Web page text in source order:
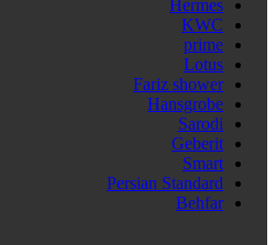
Hermes
KWC
prime
Lotus
Fariz shower
Hansgrobe
Sarodi
Geberit
Smart
Persian Standard
Behfar